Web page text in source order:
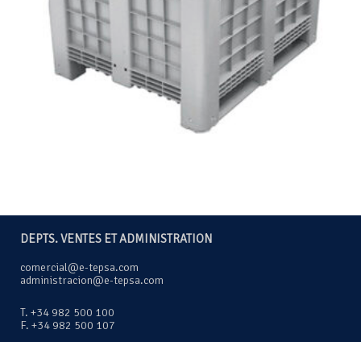
DEPTS. VENTES ET ADMINISTRATION
comercial@e-tepsa.com
administracion@e-tepsa.com
T. +34 982 500 100
F. +34 982 500 107